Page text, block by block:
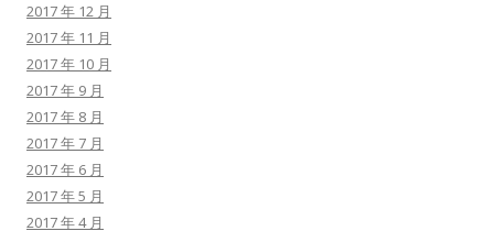
2017 年 12 月
2017 年 11 月
2017 年 10 月
2017 年 9 月
2017 年 8 月
2017 年 7 月
2017 年 6 月
2017 年 5 月
2017 年 4 月